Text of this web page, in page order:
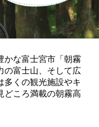
かな富士宮市「朝霧
の富士山、そして広
多くの観光施設やキ
どころ満載の朝霧高